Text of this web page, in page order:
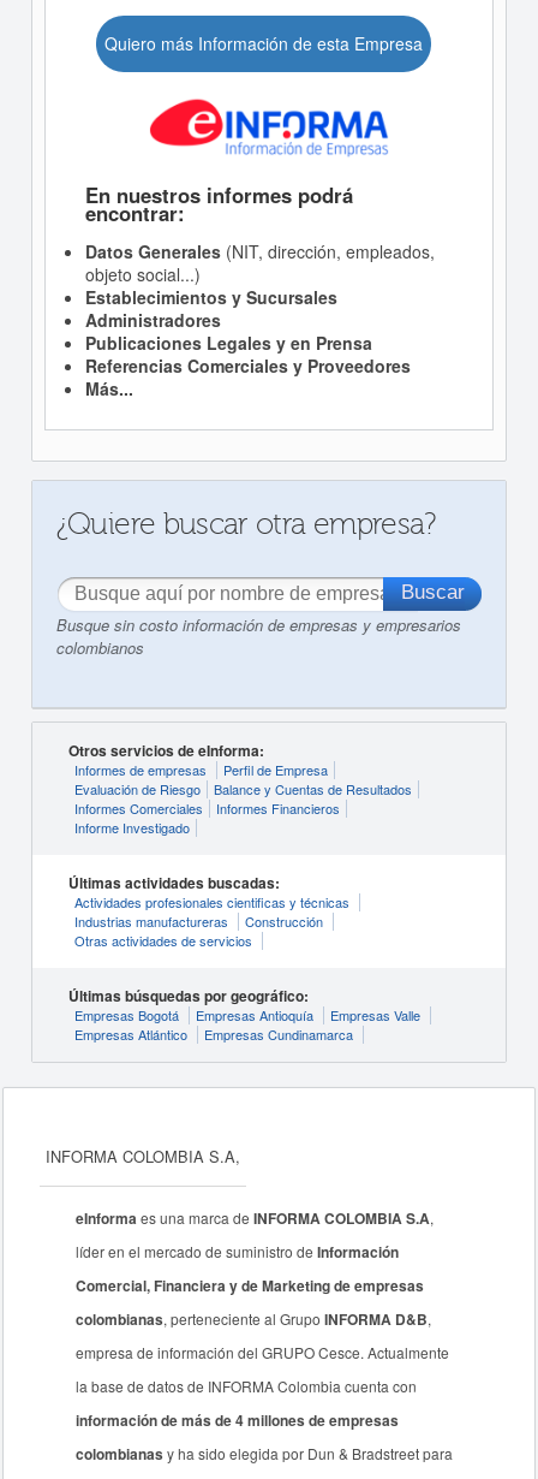
Quiero más Información de esta Empresa
En nuestros informes podrá
encontrar:
Datos Generales(NIT, dirección, empleados,
objeto social...)
Establecimientos y Sucursales
Administradores
Publicaciones Legales y en Prensa
Referencias Comerciales y Proveedores
Más...
¿Quiere buscar otra empresa?
Busque sin costo información de empresas y empresarios
colombianos
Otros servicios de eInforma:
Informes de empresas
Perfil de Empresa
Evaluación de Riesgo
Balance y Cuentas de Resultados
Informes Comerciales
Informes Financieros
Informe Investigado
Últimas actividades buscadas:
Actividades profesionales cientificas y técnicas
Industrias manufactureras
Construcción
Otras actividades de servicios
Últimas búsquedas por geográfico:
Empresas Bogotá Empresas Antioquía
Empresas Valle
Empresas Atlántico
Empresas Cundinamarca
INFORMA COLOMBIA S.A,
eInformaes una marca deINFORMA COLOMBIA S.A,
líder en el mercado de suministro deInformación
Comercial, Financiera y de Marketing de empresas
colombianas, perteneciente al GrupoINFORMA D&B,
empresa de información del GRUPO Cesce. Actualmente
la base de datos de INFORMA Colombia cuenta con
información de más de 4 millones de empresas
colombianas y ha sido elegida por Dun & Bradstreet para